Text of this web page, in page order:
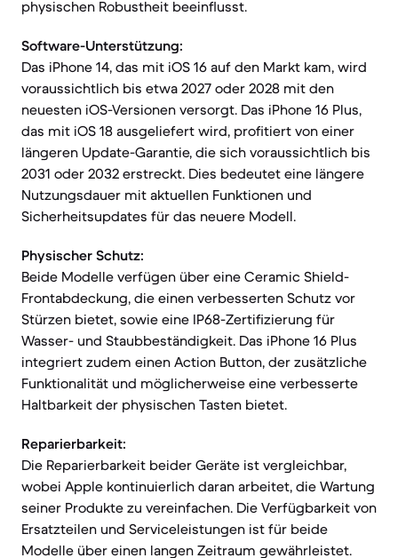
physischen Robustheit beeinflusst.
Software-Unterstützung:
Das iPhone 14, das mit iOS 16 auf den Markt kam, wird
voraussichtlich bis etwa 2027 oder 2028 mit den
neuesten iOS-Versionen versorgt. Das iPhone 16 Plus,
das mit iOS 18 ausgeliefert wird, profitiert von einer
längeren Update-Garantie, die sich voraussichtlich bis
2031 oder 2032 erstreckt. Dies bedeutet eine längere
Nutzungsdauer mit aktuellen Funktionen und
Sicherheitsupdates für das neuere Modell.
Physischer Schutz:
Beide Modelle verfügen über eine Ceramic Shield-
Frontabdeckung, die einen verbesserten Schutz vor
Stürzen bietet, sowie eine IP68-Zertifizierung für
Wasser- und Staubbeständigkeit. Das iPhone 16 Plus
integriert zudem einen Action Button, der zusätzliche
Funktionalität und möglicherweise eine verbesserte
Haltbarkeit der physischen Tasten bietet.
Reparierbarkeit:
Die Reparierbarkeit beider Geräte ist vergleichbar,
wobei Apple kontinuierlich daran arbeitet, die Wartung
seiner Produkte zu vereinfachen. Die Verfügbarkeit von
Ersatzteilen und Serviceleistungen ist für beide
Modelle über einen langen Zeitraum gewährleistet.